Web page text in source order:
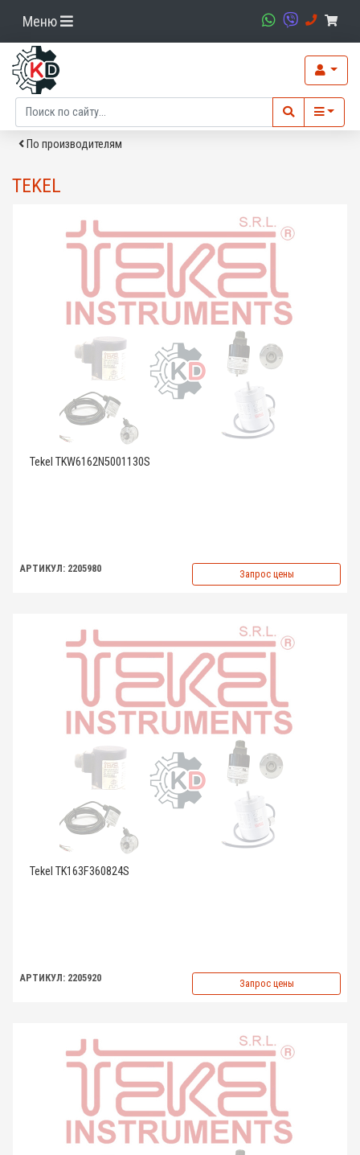
Меню
По производителям
TEKEL
Tekel TKW6162N5001130S
АРТИКУЛ: 2205980 Запрос цены
Tekel TK163F360824S
АРТИКУЛ: 2205920 Запрос цены